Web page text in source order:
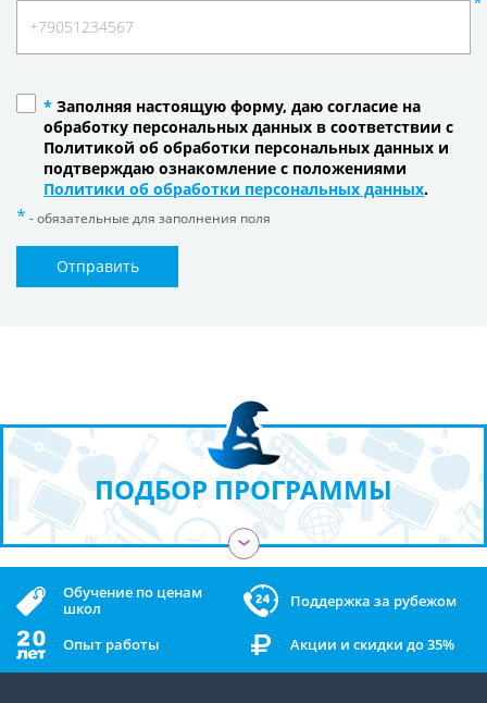
* Заполняя настоящую форму, даю согласие на
обработку персональных данных в соответствии с
Политикой об обработки персональных данных и
подтверждаю ознакомление с положениями
Политики об обработки персональных данных.
- обязательные для заполнения поля
Отправить
ПОДБОР ПРОГРАММЫ
›
Обучение по ценам
школ
Поддержка за рубежом
Опыт работы Акции и скидки до 35%